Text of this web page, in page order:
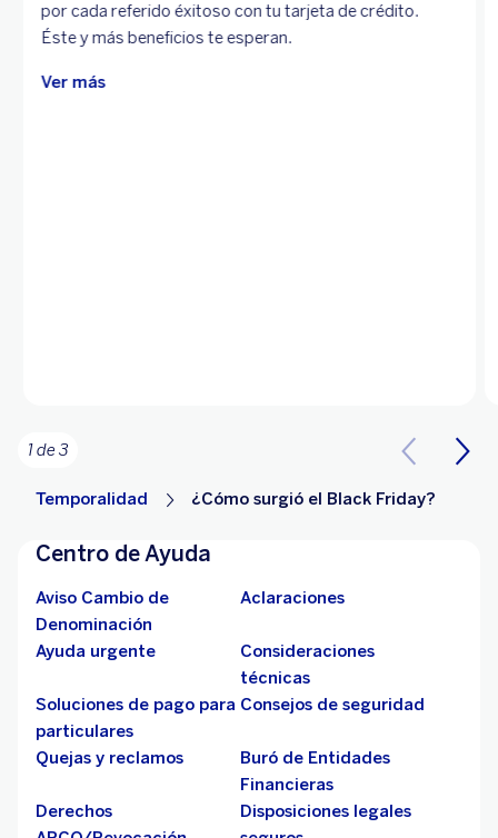
por cada referido éxitoso con tu tarjeta de crédito.
Éste y más beneficios te esperan.
Ver más
1 de 3
Temporalidad ¿Cómo surgió el Black Friday?
Centro de Ayuda
Aviso Cambio de
Denominación
Aclaraciones
Ayuda urgente
Consideraciones
técnicas
Soluciones de pago para
particulares
Consejos de seguridad
Quejas y reclamos
Buró de Entidades
Financieras
Derechos
Disposiciones legales